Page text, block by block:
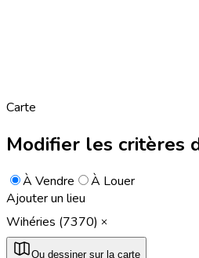
Carte
Modifier les critères
À Vendre
À Louer
Ajouter un lieu
Wihéries (7370)
Ou dessiner sur la carte